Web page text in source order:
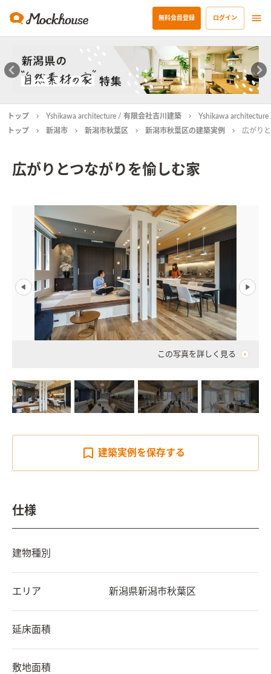
無料会員登録 ログイン
トップ Yshikawa architecture / 有限会社吉川建築
Yshikawa
トップ
新潟市 新潟市秋葉区 新潟市秋葉区の建築実例 広がり
広がりとつながりを愉しむ家
この写真を詳しく見る
建築実例を保存する
仕様
建物種別
エリア 新潟県新潟市秋葉区
延床面積
敷地面積